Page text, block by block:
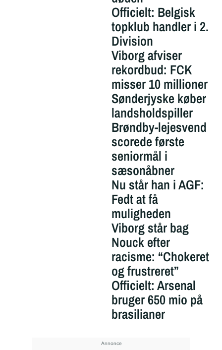
Officielt: Belgisk
topklub handler i 2.
Division
Viborg afviser
rekordbud: FCK
misser 10 millioner
Sønderjyske køber
landsholdspiller
Brøndby-lejesvend
scorede første
seniormål i
sæsonåbner
Nu står han i AGF:
Fedt at få
muligheden
Viborg står bag
Nouck efter
racisme: “Chokeret
og frustreret”
Officielt: Arsenal
bruger 650 mio på
brasilianer